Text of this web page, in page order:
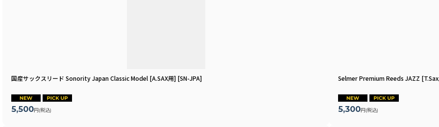
国産サックスリード Sonority Japan Classic Model [A.SAX用] [SN-JPA]
5,500円 (税込)
Selmer Premium Reeds JAZZ
5,300円 (税込)